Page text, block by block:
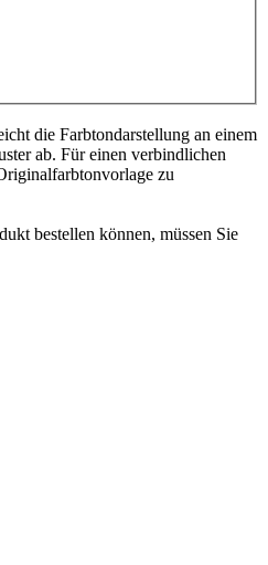
die Farbtondarstellung an einem
ab. Für einen verbindlichen
zu
bestellen können, müssen Sie